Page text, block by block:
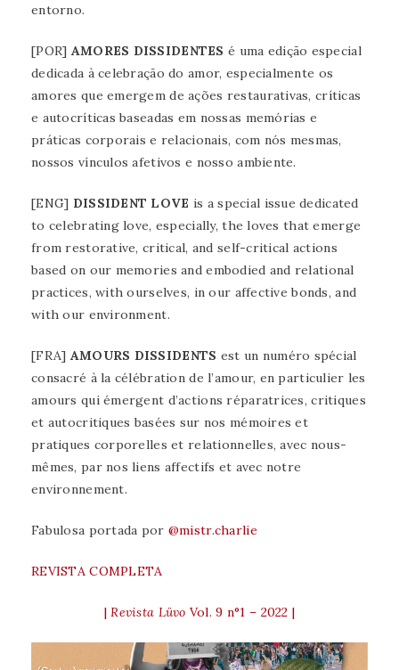
entorno.
[POR] AMORES DISSIDENTES é uma edição especial
dedicada à celebração do amor, especialmente os
amores que emergem de ações restaurativas, críticas
e autocríticas baseadas em nossas memórias e
práticas corporais e relacionais, com nós mesmas,
nossos vínculos afetivos e nosso ambiente.
[ENG] DISSIDENT LOVE is a special issue dedicated
to celebrating love, especially, the loves that emerge
from restorative, critical, and self-critical actions
based on our memories and embodied and relational
practices, with ourselves, in our affective bonds, and
with our environment.
[FRA] AMOURS DISSIDENTS est un numéro spécial
consacré à la célébration de l’amour, en particulier les
amours qui émergent d’actions réparatrices, critiques
et autocritiques basées sur nos mémoires et
pratiques corporelles et relationnelles, avec nous-
mêmes, par nos liens affectifs et avec notre
environnement.
Fabulosa portada por @mistr.charlie
REVISTA COMPLETA
|Revista Lüvo Vol. 9 n°1 – 2022 |